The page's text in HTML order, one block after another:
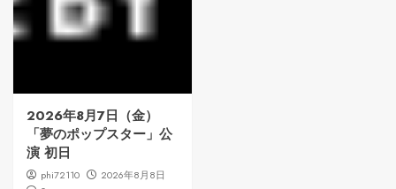
2026年8月7日（金）
「夢のポップスター」公
演 初日
phi72110
2026年8月8日